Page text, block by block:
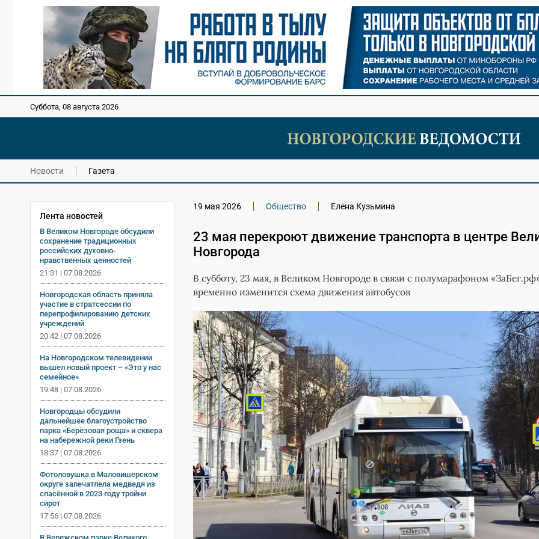
Суббота, 08 августа 2026
Новости Газета
Лента новостей
В Великом Новгороде обсудили
сохранение традиционных
российских духовно-
нравственных ценностей
21:31 | 07.08.2026
Новгородская область приняла
участие в стратсессии по
перепрофилированию детских
учреждений
20:42 | 07.08.2026
На Новгородском телевидении
вышел новый проект – «Это у нас
семейное»
19:48 | 07.08.2026
Новгородцы обсудили
дальнейшее благоустройство
парка «Берёзовая роща» и сквера
на набережной реки Гзень
18:37 | 07.08.2026
Фотоловушка в Маловишерском
округе запечатлела медведя из
спасённой в 2023 году тройни
сирот
17:56 | 07.08.2026
19 мая 2026 Общество Елена Кузьмина
23 мая перекроют движение транспорта в центре
Новгорода
В субботу, 23 мая, в Великом Новгороде в связи с полумарафоном
временно изменится схема движения автобусов